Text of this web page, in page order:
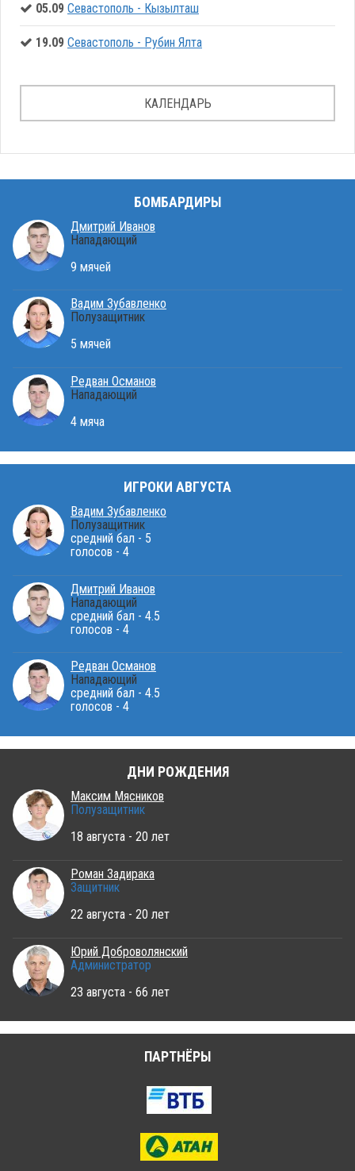
05.09 Севастополь - Кызылташ
19.09 Севастополь - Рубин Ялта
КАЛЕНДАРЬ
БОМБАРДИРЫ
Дмитрий Иванов
Нападающий
9 мячей
Вадим Зубавленко
Полузащитник
5 мячей
Редван Османов
Нападающий
4 мяча
ИГРОКИ АВГУСТА
Вадим Зубавленко
Полузащитник
средний бал - 5
голосов - 4
Дмитрий Иванов
Нападающий
средний бал - 4.5
голосов - 4
Редван Османов
Нападающий
средний бал - 4.5
голосов - 4
ДНИ РОЖДЕНИЯ
Максим Мясников
Полузащитник
18 августа - 20 лет
Роман Задирака
Защитник
22 августа - 20 лет
Юрий Доброволянский
Администратор
23 августа - 66 лет
ПАРТНЁРЫ